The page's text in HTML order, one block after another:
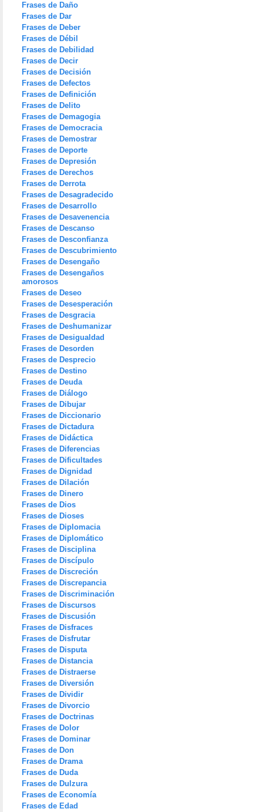
Frases de Daño
Frases de Dar
Frases de Deber
Frases de Débil
Frases de Debilidad
Frases de Decir
Frases de Decisión
Frases de Defectos
Frases de Definición
Frases de Delito
Frases de Demagogia
Frases de Democracia
Frases de Demostrar
Frases de Deporte
Frases de Depresión
Frases de Derechos
Frases de Derrota
Frases de Desagradecido
Frases de Desarrollo
Frases de Desavenencia
Frases de Descanso
Frases de Desconfianza
Frases de Descubrimiento
Frases de Desengaño
Frases de Desengaños
amorosos
Frases de Deseo
Frases de Desesperación
Frases de Desgracia
Frases de Deshumanizar
Frases de Desigualdad
Frases de Desorden
Frases de Desprecio
Frases de Destino
Frases de Deuda
Frases de Diálogo
Frases de Dibujar
Frases de Diccionario
Frases de Dictadura
Frases de Didáctica
Frases de Diferencias
Frases de Dificultades
Frases de Dignidad
Frases de Dilación
Frases de Dinero
Frases de Dios
Frases de Dioses
Frases de Diplomacia
Frases de Diplomático
Frases de Disciplina
Frases de Discípulo
Frases de Discreción
Frases de Discrepancia
Frases de Discriminación
Frases de Discursos
Frases de Discusión
Frases de Disfraces
Frases de Disfrutar
Frases de Disputa
Frases de Distancia
Frases de Distraerse
Frases de Diversión
Frases de Dividir
Frases de Divorcio
Frases de Doctrinas
Frases de Dolor
Frases de Dominar
Frases de Don
Frases de Drama
Frases de Duda
Frases de Dulzura
Frases de Economía
Frases de Edad